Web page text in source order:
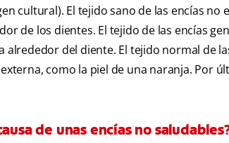
cultural). El tejido sano de las encías
de los dientes. El tejido de las encías
alrededor del diente. El tejido normal de
como la piel de una naranja. Por
de unas encías no